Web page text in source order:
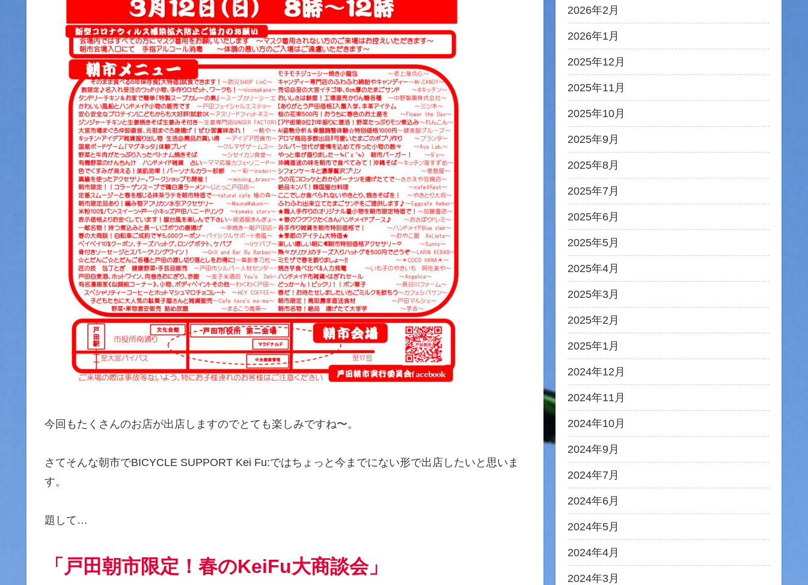
今回もたくさんのお店が出店しますのでとても楽しみですね〜。
さてそんな朝市でBICYCLE SUPPORT Kei Fu:ではちょっと今までにない形で出店したいと思いま
す。
題して…
「戸田朝市限定！春のKeiFu大商談会」
2026年2月
2026年1月
2025年12月
2025年11月
2025年10月
2025年9月
2025年8月
2025年7月
2025年6月
2025年5月
2025年4月
2025年3月
2025年2月
2025年1月
2024年12月
2024年11月
2024年10月
2024年9月
2024年7月
2024年6月
2024年5月
2024年4月
2024年3月